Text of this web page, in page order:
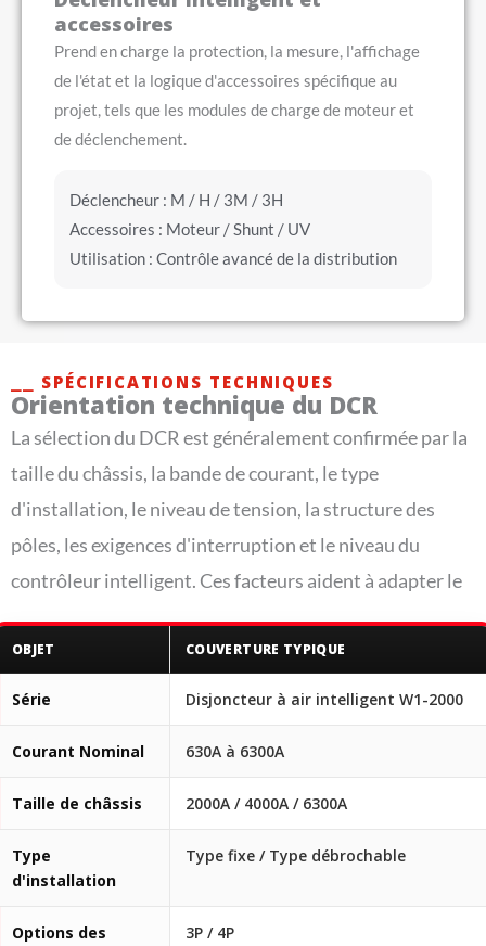
accessoires
Prend en charge la protection, la mesure, l'affichage
de l'état et la logique d'accessoires spécifique au
projet, tels que les modules de charge de moteur et
de déclenchement.
Déclencheur : M / H / 3M / 3H
Accessoires : Moteur / Shunt / UV
Utilisation : Contrôle avancé de la distribution
⎯⎯ SPÉCIFICATIONS TECHNIQUES
Orientation technique du DCR
La sélection du DCR est généralement confirmée par la
taille du châssis, la bande de courant, le type
d'installation, le niveau de tension, la structure des
pôles, les exigences d'interruption et le niveau du
contrôleur intelligent. Ces facteurs aident à adapter le
disjoncteur à la tâche réelle du tableau de distribution.
OBJET COUVERTURE TYPIQUE
Série Disjoncteur à air intelligent W1-2000
Courant Nominal 630A à 6300A
Taille de châssis 2000A / 4000A / 6300A
Type
d'installation
Type fixe / Type débrochable
Options des
3P / 4P